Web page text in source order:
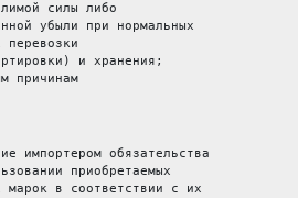
силы либо
убыли при нормальных
перевозки
и хранения;
причинам
импортером обязательства
приобретаемых
марок в соответствии с их